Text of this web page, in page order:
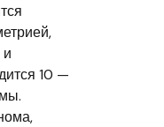
10 —